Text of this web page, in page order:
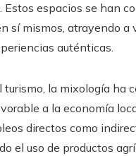
Estos espacios se han
sí mismos, atrayendo a
auténticas.
turismo, la mixología ha
a la economía
directos como
el uso de productos